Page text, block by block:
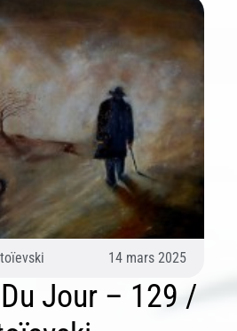
14 mars 2025
Jour – 129 /